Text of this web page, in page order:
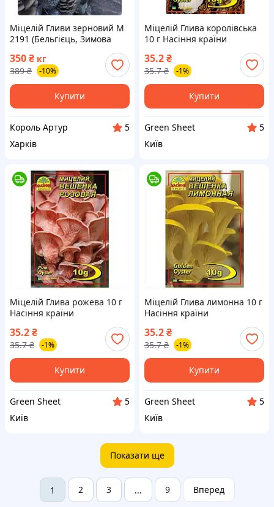
Міцелій Гливи зерновий M
2191 (Бельгієць, Зимова
350₴ кг
389 ₴ -10%
Купити
Король Артур
5
Харків
Міцелій Глива королівська
10 г Насіння країни
35.2₴
35.7 ₴ -1%
Купити
Green Sheet
5
Київ
Міцелій Глива рожева 10 г
Насіння країни
35.2₴
35.7 ₴ -1%
Купити
Green Sheet
5
Київ
Міцелій Глива лимонна 10 г
Насіння країни
35.2₴
35.7 ₴ -1%
Купити
Green Sheet
5
Київ
Показати ще
1 2 3 ... 9 Вперед